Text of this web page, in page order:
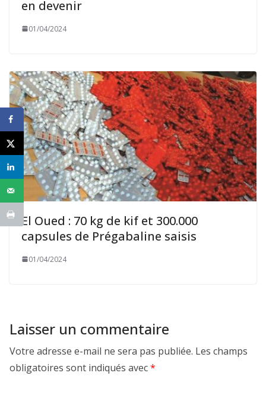
en devenir
01/04/2024
El Oued : 70 kg de kif et 300.000
capsules de Prégabaline saisis
01/04/2024
Laisser un commentaire
Votre adresse e-mail ne sera pas publiée. Les champs
obligatoires sont indiqués avec*